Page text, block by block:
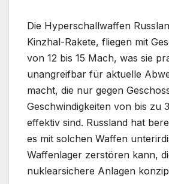
Die Hyperschallwaffen
Kinzhal-Rakete, fliegen mit
von 12 bis 15 Mach, was sie
unangreifbar für aktuelle
macht, die nur gegen
Geschwindigkeiten von bis zu
effektiv sind. Russland hat
es mit solchen Waffen
Waffenlager zerstören kann,
nuklearsichere Anlagen